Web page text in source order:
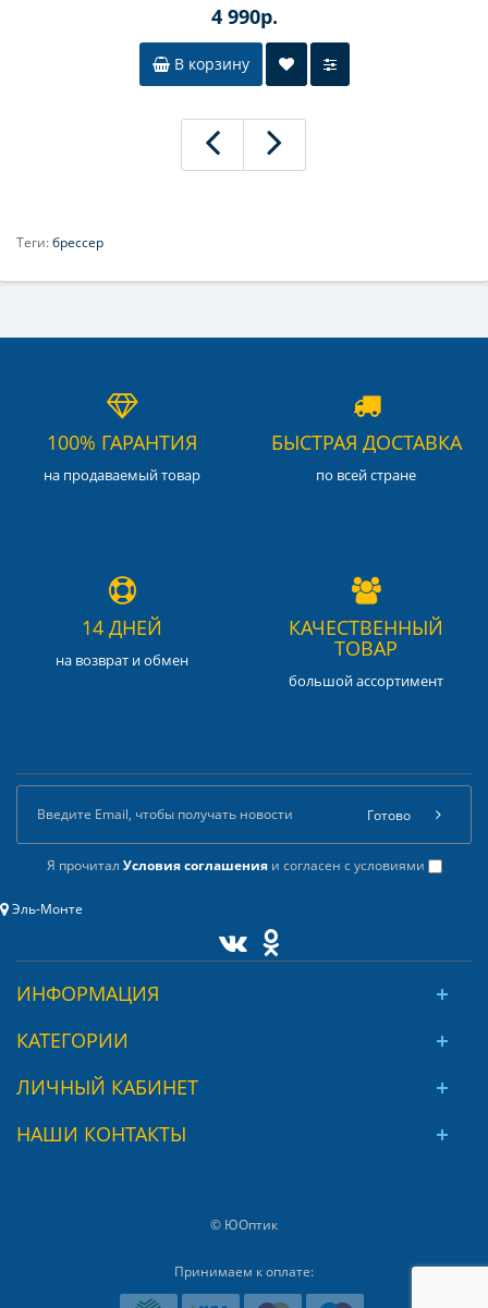
4 990р.
В корзину
Теги:брессер
100% ГАРАНТИЯ
на продаваемый товар
БЫСТРАЯ ДОСТАВКА
по всей стране
14 ДНЕЙ
на возврат и обмен
КАЧЕСТВЕННЫЙ
ТОВАР
большой ассортимент
Я прочитал Условия соглашенияи согласен с условиями
Готово
Эль-Монте
ИНФОРМАЦИЯ
КАТЕГОРИИ
ЛИЧНЫЙ КАБИНЕТ
НАШИ КОНТАКТЫ
© ЮОптик
Принимаем к оплате: